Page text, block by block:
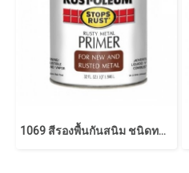
1069 สีรองพื้นกันสนิม ชนิดทนงานหนัก